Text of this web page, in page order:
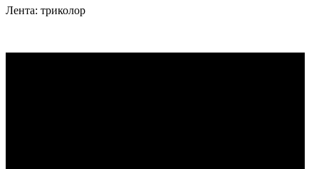
Лента: триколор